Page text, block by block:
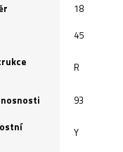
18
45
R
nosnosti
93
Y